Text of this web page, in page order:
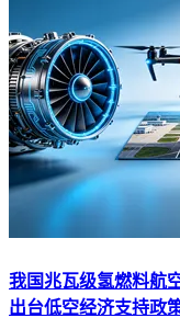
我国兆瓦级氢燃料航
出台低空经济支持政